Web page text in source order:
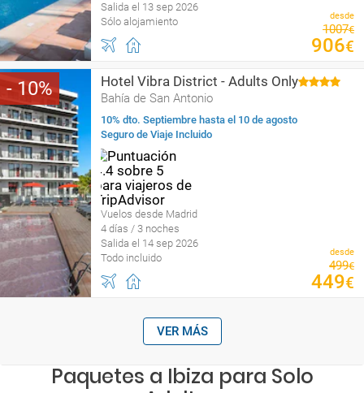
Salida el 13 sep 2026
Sólo alojamiento
desde
1007€
906€
10 Hotel Vibra District - Adults Only
Bahía de San Antonio
10% dto. Septiembre hasta el 10 de agosto
Seguro de Viaje Incluido
Vuelos desde Madrid
4 días / 3 noches
Salida el 14 sep 2026
Todo incluido
desde
499€
449€
VER MÁS
Paquetes a Ibiza para Solo